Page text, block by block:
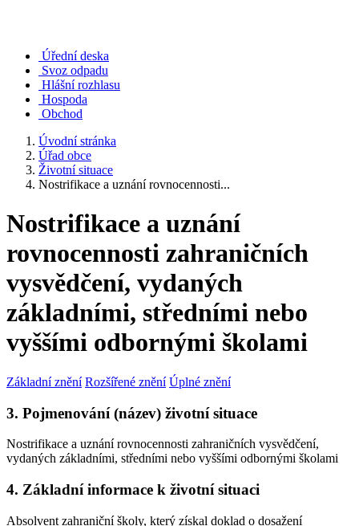
Úřední deska
Svoz odpadu
Hlášní rozhlasu
Hospoda
Obchod
Úvodní stránka
Úřad obce
Životní situace
Nostrifikace a uznání rovnocennosti...
Nostrifikace a uznání
rovnocennosti zahraničních
vysvědčení, vydaných
základními, středními nebo
vyššími odbornými školami
Základní znění Rozšířené znění Úplné znění
3. Pojmenování (název) životní situace
Nostrifikace a uznání rovnocennosti zahraničních vysvědčení,
vydaných základními, středními nebo vyššími odbornými školami
4. Základní informace k životní situaci
Absolvent zahraniční školy, který získal doklad o dosažení